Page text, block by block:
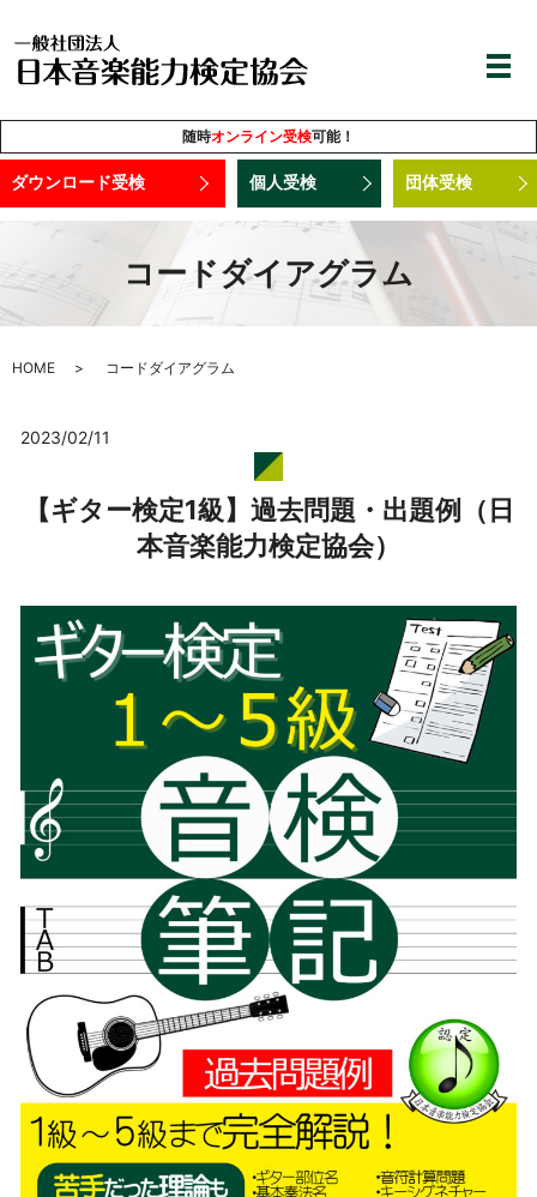
随時オンライン受検可能！
ダウンロード受検 個人受検 団体受検
コードダイアグラム
HOME コードダイアグラム
2023/02/11
【ギター検定1級】過去問題・出題例（日
本音楽能力検定協会）